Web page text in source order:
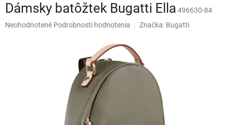
Dámsky batôžtek Bugatti Ella 496630-84
Priemerné
Neohodnotené Podrobnosti hodnotenia Značka: Bugatti